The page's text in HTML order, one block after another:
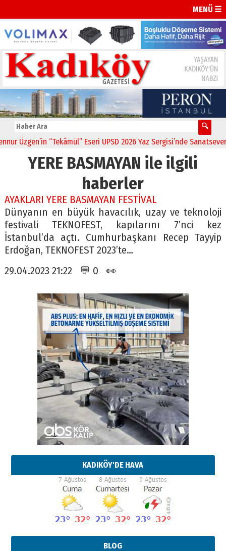
MENÜ ☰
Üzgen’in “Tekâmül” Eseri UPSD 2026 Yaz Sergisi’nde
YERE BASMAYAN ile ilgili
haberler
AYAKLARI YERE BASMAYAN FESTİVAL
Dünyanın en büyük havacılık, uzay ve teknoloji
festivali TEKNOFEST, kapılarını 7’nci kez
İstanbul’da açtı. Cumhurbaşkanı Recep Tayyip
Erdoğan, TEKNOFEST 2023’te…
29.04.2023 21:22 💬 0 👀
KADIKÖY'DE HAVA
BLOG